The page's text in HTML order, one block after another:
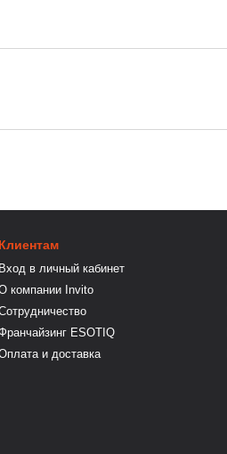
Клиентам
Вход в личный кабинет
компании Invito
ESOTIQ
и доставка